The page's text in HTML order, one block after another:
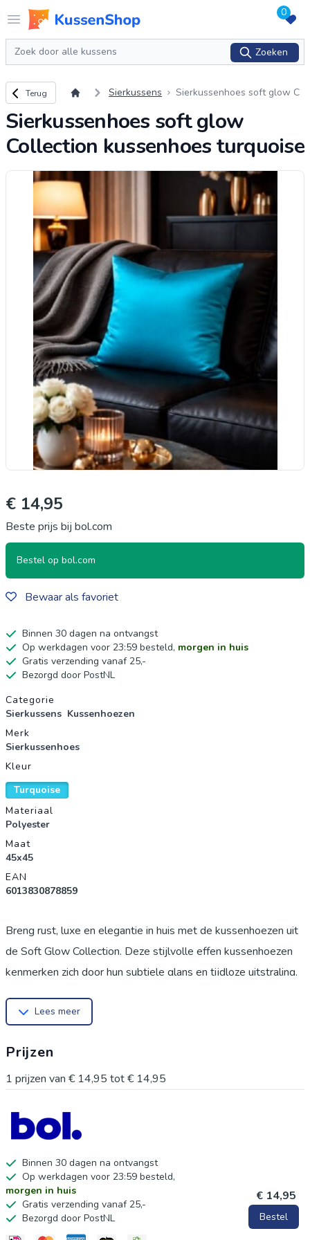
Open menu
Logo www.kussenshop.nl 0
Zoeken
Zoeken
Terug naar overzicht
Terug Sierkussens
Sierkussenhoes soft glow C
se
Sierkussenhoes soft glow
Collection kussenhoes turquoise
€ 14,95
Beste prijs bij bol.com
Bestel op bol.com
Bewaar als favoriet
Binnen 30 dagen na ontvangst
Op werkdagen voor 23:59 besteld, morgen in huis
Gratis verzending vanaf 25,-
Bezorgd door PostNL
Productgegevens
Categorie
Sierkussens Kussenhoezen
Merk
Sierkussenhoes
Kleur
Turquoise
Materiaal
Polyester
Maat
45x45
EAN
6013830878859
Breng rust, luxe en elegantie in huis met de kussenhoezen uit
de Soft Glow Collection. Deze stijlvolle effen kussenhoezen
kenmerken zich door hun subtiele glans en tijdloze uitstraling.
basis voor ieder interieur en zijn ze moeiteloos te combineren
een rustige, neutrale sfeer of juist een opvallend kleuraccent
wilt toevoegen, de Soft Glow Collection biedt een passende
afwerking maken deze kussenhoezen geschikt voor de bank,
fauteuil, slaapkamer of een gezellige leeshoek. Kenmerken
Luxe effen design met subtiele glans
Tijdloze uitstraling die past in ieder interieur
Verkrijgbaar in diverse kleuren
Perfect te combineren met andere kussenhoezen
Lees meer
Prijzen
1 prijzen van € 14,95 tot€ 14,95
Binnen 30 dagen na ontvangst
Op werkdagen voor 23:59 besteld,
morgen in huis
Gratis verzending vanaf 25,-
Bezorgd door PostNL
€ 14,95
Bestel